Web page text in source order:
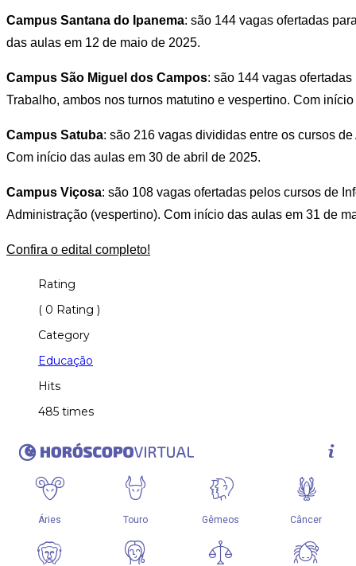
Campus Santana do Ipanema: são 144 vagas ofertadas
das aulas em 12 de maio de 2025.
Campus São Miguel dos Campos: são 144 vagas
Trabalho, ambos nos turnos matutino e vespertino. Com
Campus Satuba: são 216 vagas divididas entre os cursos
Com início das aulas em 30 de abril de 2025.
Campus Viçosa: são 108 vagas ofertadas pelos cursos de
Administração (vespertino). Com início das aulas em 31 de
Confira o edital completo!
Rating
( 0 Rating )
Category
Educação
Hits
485 times